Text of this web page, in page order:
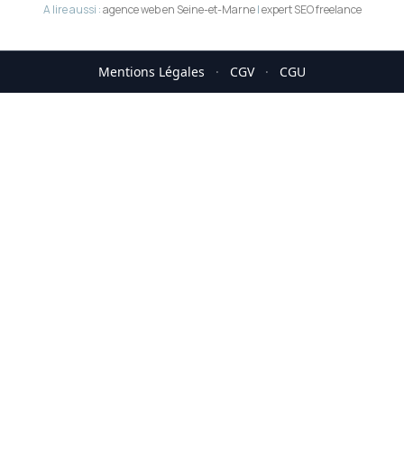
A lire aussi :agence web en Seine-et-Marne|expert SEO freelance
Mentions Légales · CGV · CGU